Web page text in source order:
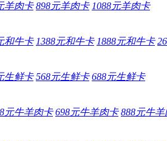
羊肉卡 898元羊肉卡 1088元羊肉卡
和牛卡 1388元和牛卡 1888元和牛卡
生鲜卡 568元生鲜卡 688元生鲜卡
元牛羊肉卡 698元牛羊肉卡 888元牛羊